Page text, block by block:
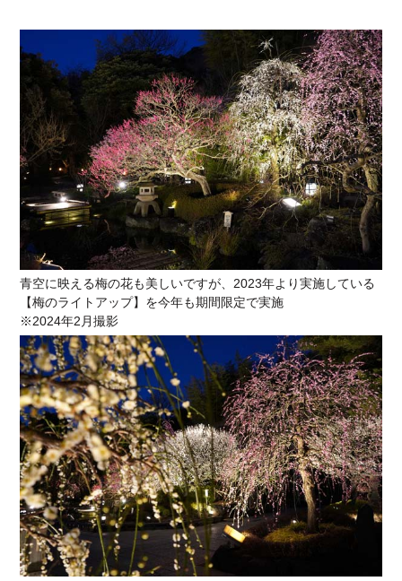
青空に映える梅の花も美しいですが、2023年より実施している
【梅のライトアップ】を今年も期間限定で実施
※2024年2月撮影